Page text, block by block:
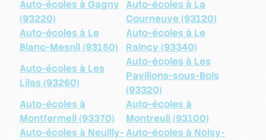
Auto-écoles à Gagny
(93220)
Auto-écoles à La
Courneuve (93120)
Auto-écoles à Le
Blanc-Mesnil (93150)
Auto-écoles à Le
Raincy (93340)
Auto-écoles à Les
Lilas (93260)
Auto-écoles à Les
Pavillons-sous-Bois
(93320)
Auto-écoles à
Montfermeil (93370)
Auto-écoles à
Montreuil (93100)
Auto-écoles à Neuilly-Auto-écoles à Noisy-